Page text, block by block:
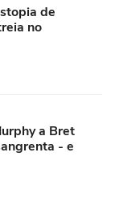
de
no
a Bret
- e